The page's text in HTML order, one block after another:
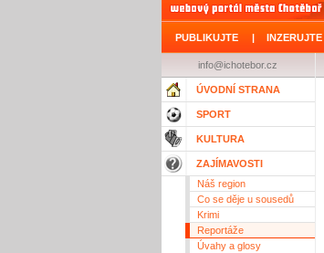
PUBLIKUJTE | INZERUJTE
info@ichotebor.cz
ÚVODNÍ STRANA
SPORT
KULTURA
ZAJÍMAVOSTI
Náš region
Co se děje u sousedů
Krimi
Reportáže
Úvahy a glosy